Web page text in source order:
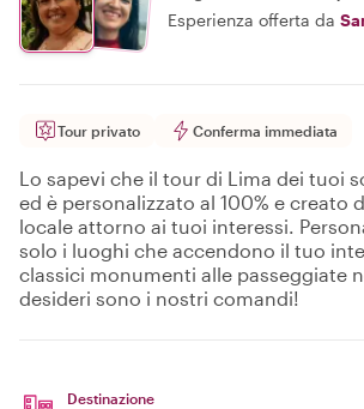
Esperienza offerta da
Tour privato Conferma immediata
Lo sapevi che il tour di Lima dei tuoi
ed è personalizzato al 100% e creato
locale attorno ai tuoi interessi.
solo i luoghi che accendono il tuo
classici monumenti alle passeggiate
desideri sono i nostri comandi!
Destinazione